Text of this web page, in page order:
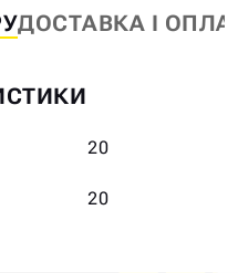
ДОСТАВКА І
20
20